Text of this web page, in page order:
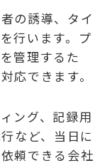
の誘導、タイ
行います。プ
管理するた
応できます。
ング、記録用
など、当日に
頼できる会社